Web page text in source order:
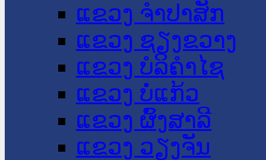
ແຂວງ ຈໍາປາສັກ
ແຂວງ ຊຽງຂວາງ
ແຂວງ ບໍລິຄໍາໄຊ
ແຂວງ ບໍ່ແກ້ວ
ແຂວງ ຜົ້ງສາລີ
ແຂວງ ວຽງຈັນ